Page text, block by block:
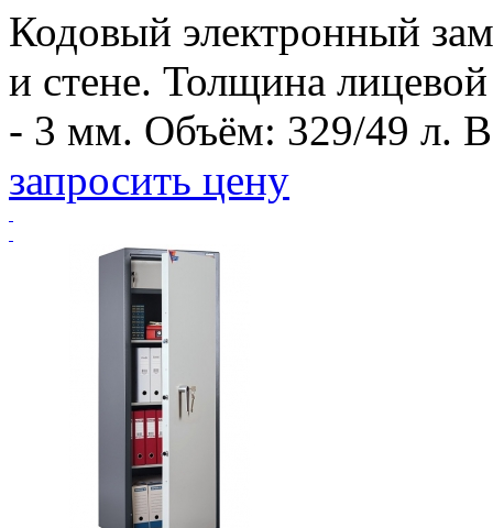
Кодовый электронный
и стене. Толщина
- 3 мм. Объём: 329/49 л.
запросить цену